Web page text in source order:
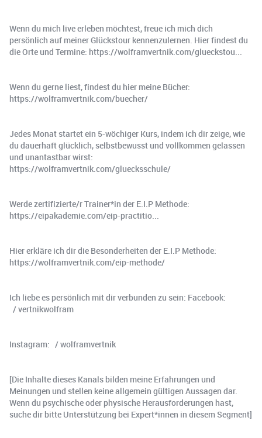
Wenn du mich live erleben möchtest, freue ich mich dich
persönlich auf meiner Glückstour kennenzulernen. Hier findest du
die Orte und Termine: https://wolframvertnik.com/glueckstou...
Wenn du gerne liest, findest du hier meine Bücher:
https://wolframvertnik.com/buecher/
Jedes Monat startet ein 5-wöchiger Kurs, indem ich dir zeige, wie
du dauerhaft glücklich, selbstbewusst und vollkommen gelassen
und unantastbar wirst:
https://wolframvertnik.com/gluecksschule/
Werde zertifizierte/r Trainer*in der E.I.P Methode:
https://eipakademie.com/eip-practitio...
Hier erkläre ich dir die Besonderheiten der E.I.P Methode:
https://wolframvertnik.com/eip-methode/
Ich liebe es persönlich mit dir verbunden zu sein: Facebook:
/ vertnikwolfram
Instagram: / wolframvertnik
[Die Inhalte dieses Kanals bilden meine Erfahrungen und
Meinungen und stellen keine allgemein gültigen Aussagen dar.
Wenn du psychische oder physische Herausforderungen hast,
suche dir bitte Unterstützung bei Expert*innen in diesem Segment]